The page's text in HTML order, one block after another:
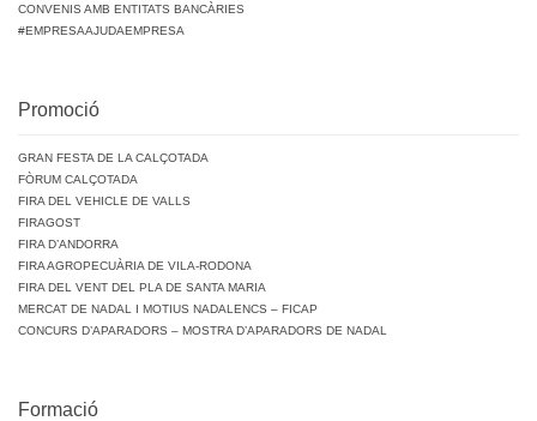
CONVENIS AMB ENTITATS BANCÀRIES
#EMPRESAAJUDAEMPRESA
Promoció
GRAN FESTA DE LA CALÇOTADA
FÒRUM CALÇOTADA
FIRA DEL VEHICLE DE VALLS
FIRAGOST
FIRA D’ANDORRA
FIRA AGROPECUÀRIA DE VILA-RODONA
FIRA DEL VENT DEL PLA DE SANTA MARIA
MERCAT DE NADAL I MOTIUS NADALENCS – FICAP
CONCURS D’APARADORS – MOSTRA D’APARADORS DE NADAL
Formació